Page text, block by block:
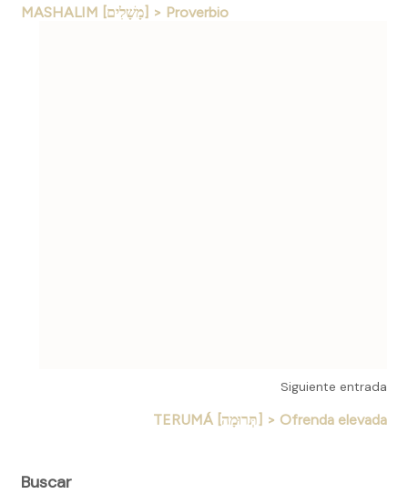
MASHALIM [מָשָׁלִים] > Proverbio
Siguiente entrada
TERUMÁ [תְּרוּמָה] > Ofrenda elevada
Buscar